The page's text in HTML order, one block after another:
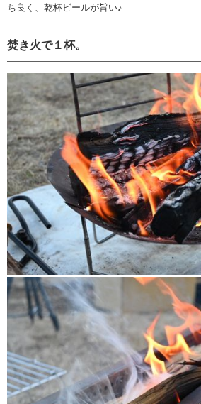
ち良く、乾杯ビールが旨い♪
焚き火で１杯。